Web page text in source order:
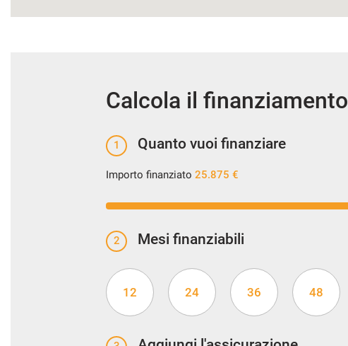
Calcola il finanziamento
1 Quanto vuoi finanziare
Importo finanziato 25.875 €
2 Mesi finanziabili
12 24 36 48